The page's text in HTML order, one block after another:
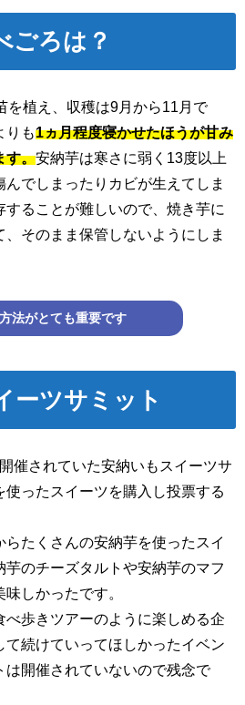
ごろは？
を植え、収穫は9月から11月で
りも1ヵ月程度寝かせたほうが甘み
す。安納芋は寒さに弱く13度以上
でしまったりカビが生えてしま
することが難しいので、焼き芋に
、そのまま保管しないようにしま
法がとても重要です
ーツサミット
催されていた安納いもスイーツサ
使ったスイーツを購入し投票する
たくさんの安納芋を使ったスイ
芋のチーズタルトや安納芋のマフ
しかったです。
歩きツアーのように楽しめる企
続けていってほしかったイベン
は開催されていないので残念で